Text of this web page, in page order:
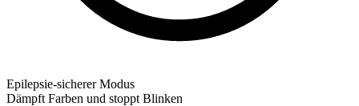
Epilepsie-sicherer Modus
Dämpft Farben und stoppt Blinken